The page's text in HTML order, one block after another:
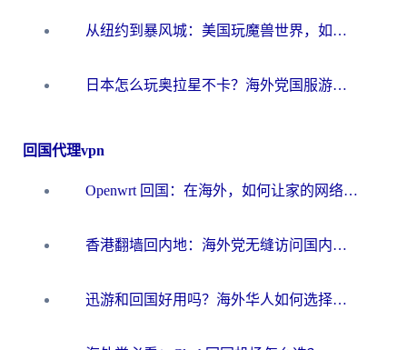
从纽约到暴风城：美国玩魔兽世界，如何找到你的最佳网络航线
日本怎么玩奥拉星不卡？海外党国服游戏加速器选择全攻略
回国代理vpn
Openwrt 回国：在海外，如何让家的网络触手可及
香港翻墙回内地：海外党无缝访问国内资源的加速器选择全攻略
迅游和回国好用吗？海外华人如何选择靠谱的回国加速器